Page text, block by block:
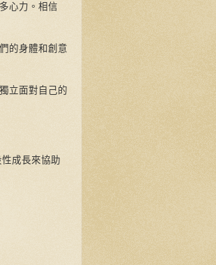
心力。相信
的身體和創意
立面對自己的
成長來協助